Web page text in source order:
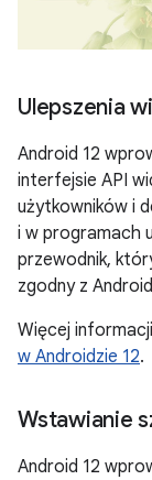
Ulepszenia
Android 12
interfejsie API
użytkowników i
i w programach
przewodnik,
zgodny z
Więcej
w Androidzie 12.
Wstawianie
Android 12